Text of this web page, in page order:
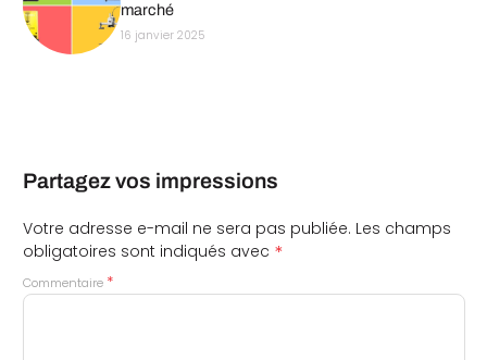
marché
16 janvier 2025
Partagez vos impressions
Votre adresse e-mail ne sera pas publiée. Les champs
obligatoires sont indiqués avec *
Commentaire *